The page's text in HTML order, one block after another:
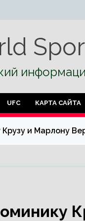
UFC КАРТА САЙТА
и Марлону